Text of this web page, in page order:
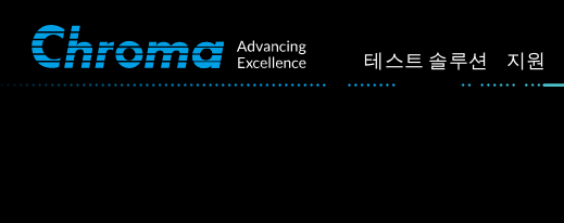
테스트 솔루션 지원